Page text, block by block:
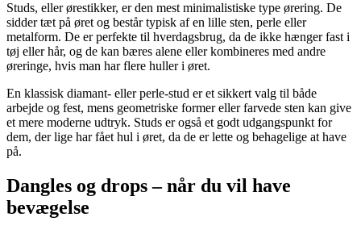
Studs, eller ørestikker, er den mest minimalistiske type ørering. De
sidder tæt på øret og består typisk af en lille sten, perle eller
metalform. De er perfekte til hverdagsbrug, da de ikke hænger fast i
tøj eller hår, og de kan bæres alene eller kombineres med andre
øreringe, hvis man har flere huller i øret.
En klassisk diamant- eller perle-stud er et sikkert valg til både
arbejde og fest, mens geometriske former eller farvede sten kan give
et mere moderne udtryk. Studs er også et godt udgangspunkt for
dem, der lige har fået hul i øret, da de er lette og behagelige at have
på.
Dangles og drops – når du vil have
bevægelse